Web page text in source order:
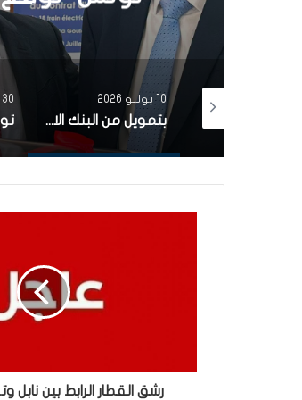
30 يونيو 2026
تونس تطلق أول قارب صيد كهربائي يعمل بالطاقة الشمسية في المتوسط
3 يونيو 2026
رشق القطار الرابط بين نابل